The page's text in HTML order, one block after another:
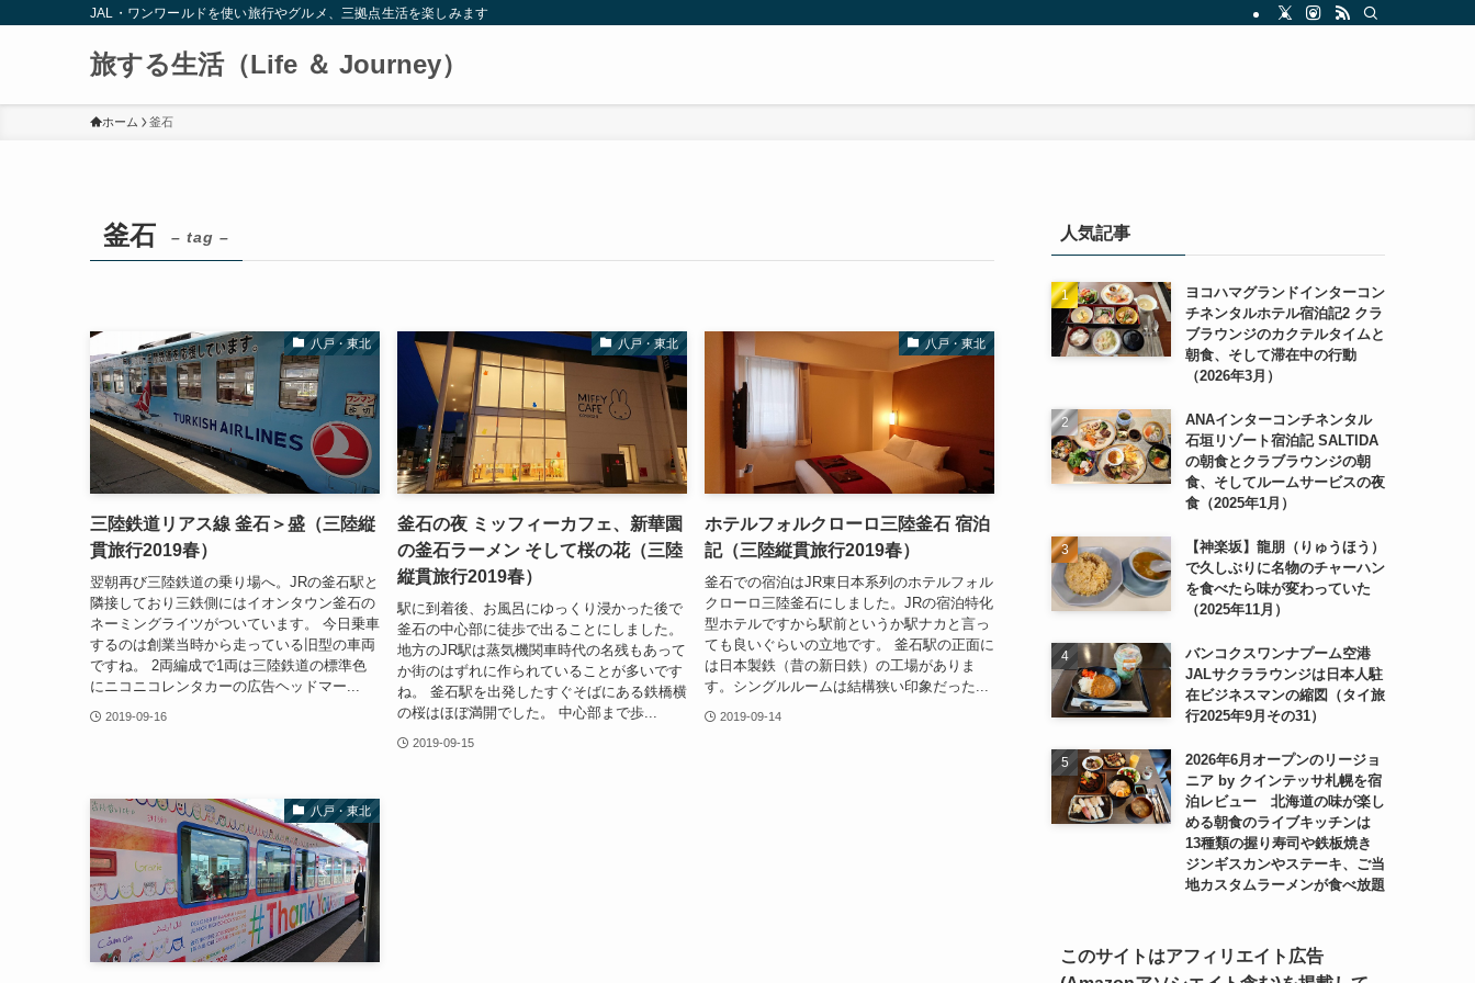
JAL・ワンワールドを使い旅行やグルメ、三拠点生活を楽しみます
旅する生活（Life ＆ Journey）
ホーム 釜石
釜石 – tag –
八戸・東北
三陸鉄道リアス線 釜石＞盛（三陸縦
貫旅行2019春）
翌朝再び三陸鉄道の乗り場へ。JRの釜石駅と
隣接しており三鉄側にはイオンタウン釜石の
ネーミングライツがついています。 今日乗車
するのは創業当時から走っている旧型の車両
ですね。 2両編成で1両は三陸鉄道の標準色
にニコニコレンタカーの広告ヘッドマー...
2019-09-16
八戸・東北
釜石の夜 ミッフィーカフェ、新華園
の釜石ラーメン そして桜の花（三陸
縦貫旅行2019春）
駅に到着後、お風呂にゆっくり浸かった後で
釜石の中心部に徒歩で出ることにしました。
地方のJR駅は蒸気機関車時代の名残もあって
か街のはずれに作られていることが多いです
ね。 釜石駅を出発したすぐそばにある鉄橋横
の桜はほぼ満開でした。 中心部まで歩...
2019-09-15
八戸・東北
ホテルフォルクローロ三陸釜石 宿泊
記（三陸縦貫旅行2019春）
釜石での宿泊はJR東日本系列のホテルフォル
クローロ三陸釜石にしました。JRの宿泊特化
型ホテルですから駅前というか駅ナカと言っ
ても良いぐらいの立地です。 釜石駅の正面に
は日本製鉄（昔の新日鉄）の工場がありま
す。シングルルームは結構狭い印象だった...
2019-09-14
八戸・東北
人気記事
ヨコハマグランドインターコン
チネンタルホテル宿泊記2 クラ
ブラウンジのカクテルタイムと
朝食、そして滞在中の行動
（2026年3月）
ANAインターコンチネンタル
石垣リゾート宿泊記 SALTIDA
の朝食とクラブラウンジの朝
食、そしてルームサービスの夜
食（2025年1月）
【神楽坂】龍朋（りゅうほう）
で久しぶりに名物のチャーハン
を食べたら味が変わっていた
（2025年11月）
バンコクスワンナプーム空港
JALサクララウンジは日本人駐
在ビジネスマンの縮図（タイ旅
行2025年9月その31）
2026年6月オープンのリージョ
ニア by クインテッサ札幌を宿
泊レビュー 北海道の味が楽し
める朝食のライブキッチンは
13種類の握り寿司や鉄板焼き
ジンギスカンやステーキ、ご当
地カスタムラーメンが食べ放題
このサイトはアフィリエイト広告